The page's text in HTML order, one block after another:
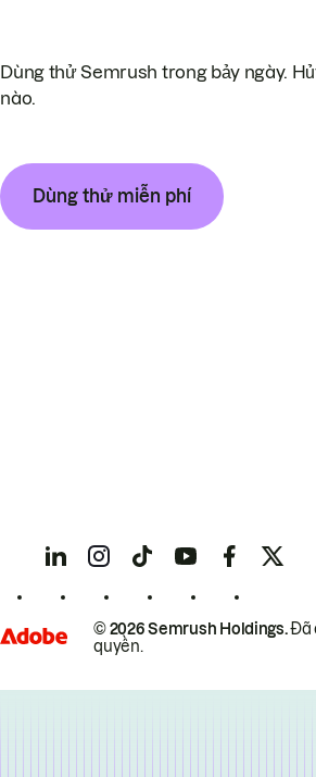
Dùng thử Semrush trong bảy ngày.
nào.
Dùng thử miễn phí
© 2026 Semrush Holdings.Đã
quyền.